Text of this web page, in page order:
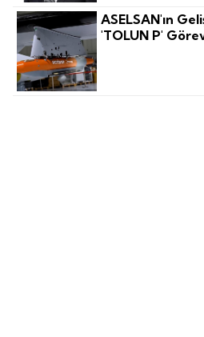
ASELSAN'ın
'TOLUN P'